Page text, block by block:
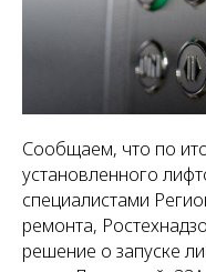
Сообщаем, что по
установленного
специалистами
ремонта,
решение о запуске